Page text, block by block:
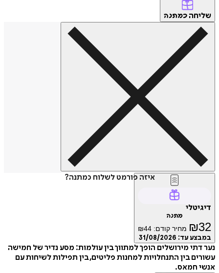
שליחה כמתנה
איזה פורמט לשלוח כמתנה?
דיגיטלי
מתנה
₪32 מחיר קודם: ₪44
במבצע עד: 31/08/2026
נער דתי מירושלים הופך למתווך בין עולמות: מסע נדיר של חמישה
עשורים בין התנחלויות למחנות פליטים, בין תפילות לשיחות עם
אנשי חמאס.